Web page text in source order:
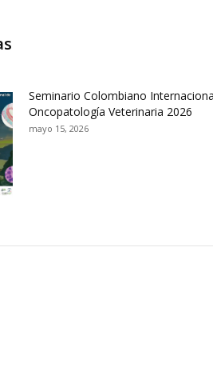
Seminario Colombiano
Oncopatología Veterinaria 2026
mayo 15, 2026